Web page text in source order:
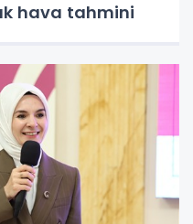
hava tahmini